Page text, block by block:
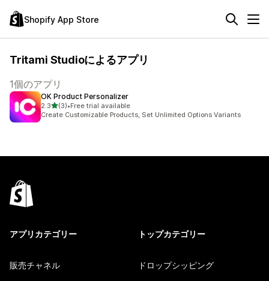
Shopify App Store
Tritami Studioによるアプリ
1個のアプリ
OK Product Personalizer
2.35つ星中
(3)
合計レビュー数：3件
•Free trial available
Create Customizable Products, Set Unlimited Options Variants
アプリカテゴリー
販売チャネル
トップカテゴリー
ドロップシッピング